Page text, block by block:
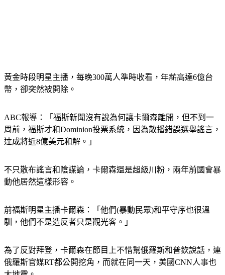
黃金時段明星主播，每晚300萬人準時收看，年薪高達6億台
幣，卻突然被開除。
ABC報導：「福斯新聞沒有說為何讓卡爾森離開，但不到一
周前，福斯才和Dominion投票系統，因為散播錯誤選舉謠言，
達成將近8億美元和解。」
不只散布謠言和陰謀論，卡爾森還是超級川粉，兩年前國會暴
動他居然這樣形容。
前福斯明星主播卡爾森：「他們(暴動民眾)和平守序也很溫
馴，他們不是造反者只是觀光客。」
為了反對拜登，卡爾森在節目上不惜幫俄羅斯和普欽說話，連
俄羅斯官媒RT都公開挖角，而就在同一天，美國CNN人事也